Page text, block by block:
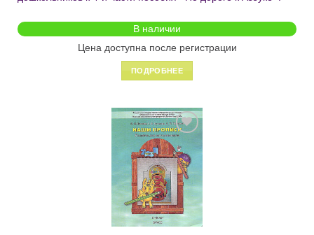
В наличии
Цена доступна после регистрации
ПОДРОБНЕЕ
Добавить
в список
желаний